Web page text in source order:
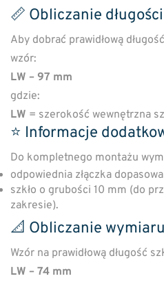
📏 Obliczanie
Aby dobrać prawidłową
wzór:
LW – 97 mm
gdzie:
LW = szerokość wewnętrzna
⭐ Informacje
Do kompletnego montażu
odpowiednia złączka
szkło o grubości 10 mm (do
zakresie).
📐 Obliczanie
Wzór na prawidłową długość
LW – 74 mm